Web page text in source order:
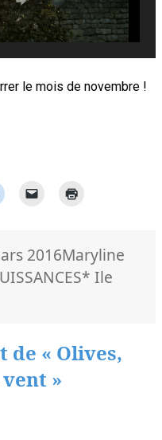
le mois de novembre !
2016Auteur
Maryline
Mots-
* Ile
de « Olives,
»